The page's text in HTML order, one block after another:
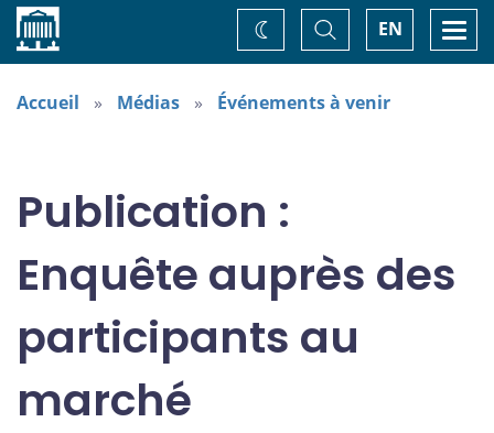
Accueil EN
Basculer
la
recherche
Changez
de
thème
Accueil Médias Événements à venir
Publication :
Enquête auprès des
participants au
marché